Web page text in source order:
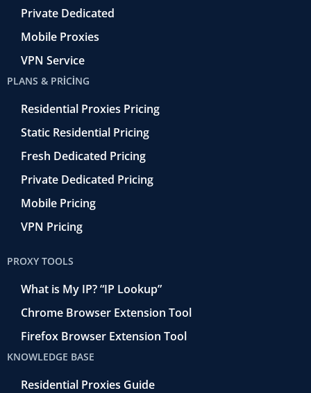
Private Dedicated
Mobile Proxies
VPN Service
PLANS & PRICING
Residential Proxies Pricing
Static Residential Pricing
Fresh Dedicated Pricing
Private Dedicated Pricing
Mobile Pricing
VPN Pricing
PROXY TOOLS
What is My IP? “IP Lookup”
Chrome Browser Extension Tool
Firefox Browser Extension Tool
KNOWLEDGE BASE
Residential Proxies Guide